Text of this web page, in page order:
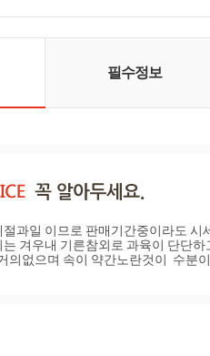
단단하고 색이 노랗고 맛 또한
하는 것은 오복참외입니다. 저희
외농장의 참외를 드셔보시고 진정
일 수확 당일 배송을 원칙으로
필수정보
과일 이므로 판매기간중이라도
는 겨우내 기른참외로 과육이 단단하
의없으며 속이 약간노란것이  수분